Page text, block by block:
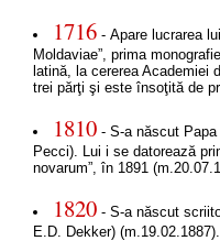
1716- Apare lucrarea
Moldaviae”, prima
latină, la cererea Academiei
trei părţi şi este însoţită de
1810- S-a născut Papa
Pecci). Lui i se datorează
novarum”, în 1891
1820- S-a născut
E.D. Dekker) (m.19.02.1887).